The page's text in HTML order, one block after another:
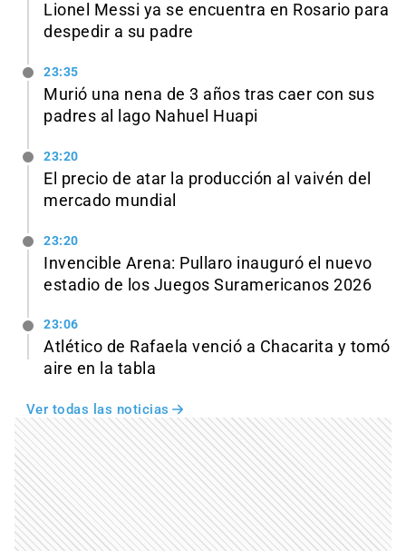
Lionel Messi ya se encuentra en Rosario para
despedir a su padre
23:35
Murió una nena de 3 años tras caer con sus
padres al lago Nahuel Huapi
23:20
El precio de atar la producción al vaivén del
mercado mundial
23:20
Invencible Arena: Pullaro inauguró el nuevo
estadio de los Juegos Suramericanos 2026
23:06
Atlético de Rafaela venció a Chacarita y tomó
aire en la tabla
Ver todas las noticias